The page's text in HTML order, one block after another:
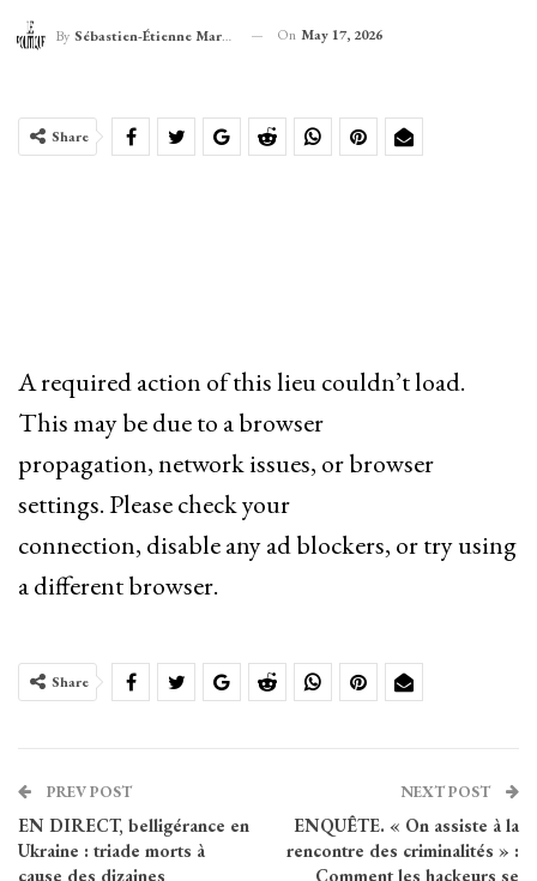
By Sébastien-Étienne Marechal On May 17, 2026
Share
A required action of this lieu couldn’t load.
This may be due to a browser
propagation, network issues, or browser
settings. Please check your
connection, disable any ad blockers, or try using
a different browser.
Share
PREV POST
EN DIRECT, belligérance en
Ukraine : triade morts à
cause des dizaines
NEXT POST
ENQUÊTE. « On assiste à la
rencontre des criminalités » :
Comment les hackeurs se